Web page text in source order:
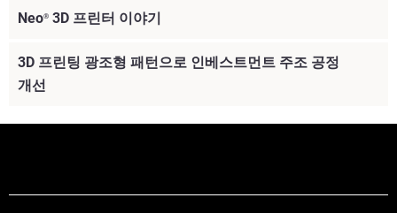
Neo® 3D 프린터 이야기
3D 프린팅 광조형 패턴으로 인베스트먼트 주조 공정
개선